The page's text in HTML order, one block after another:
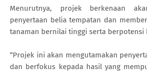
Menurutnya, projek berkenaan
penyertaan belia tempatan dan
tanaman bernilai tinggi serta berpotensi
“Projek ini akan mengutamakan
dan berfokus kepada hasil yang